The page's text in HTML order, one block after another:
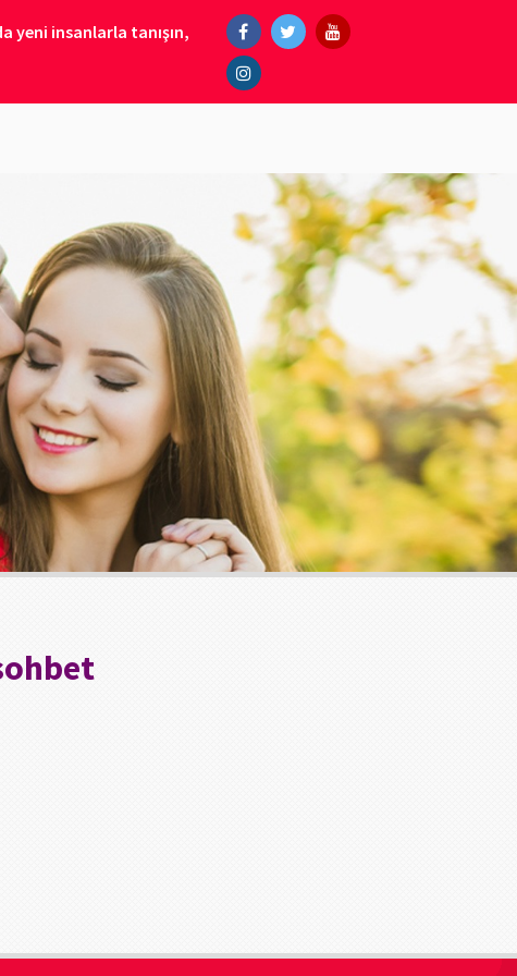
yeni insanlarla tanışın,